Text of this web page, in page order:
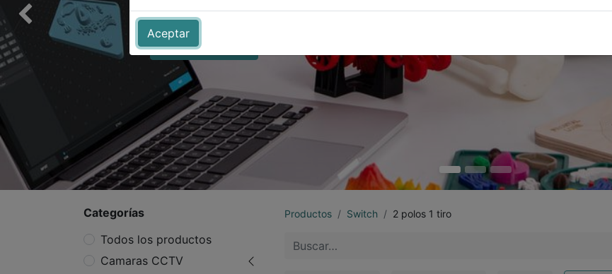
¡De todo para imprimir tu idea!
QUIERO VERLOS
Anterior
Categorías
Todos los productos
Camaras CCTV
Productos Switch 2 polos 1 tiro
Aceptar